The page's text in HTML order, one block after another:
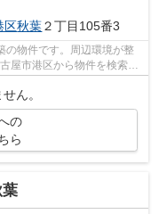
区秋葉２丁目105番3
の物件です。周辺環境が整
屋市港区から物件を検索す
ん。
の
ら